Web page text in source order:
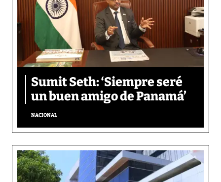
Sumit Seth: ‘Siempre seré
un buen amigo de Panamá’
NACIONAL